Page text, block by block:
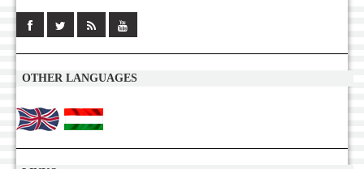
OTHER LANGUAGES